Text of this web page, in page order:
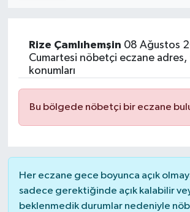
Rize Çamlıhemşin 08 Ağustos
Cumartesi nöbetçi eczane
konumları
Bu bölgede nöbetçi bir eczane
Her eczane gece boyunca açık
sadece gerektiğinde açık kalabilir
beklenmedik durumlar nedeniyle